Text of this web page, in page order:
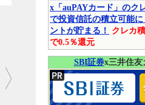
x「auPAYカード」のク
で投資信託の積立可能に
ントが貯まる！
クレカ
で0.5％還元
SBI証券x三井住友